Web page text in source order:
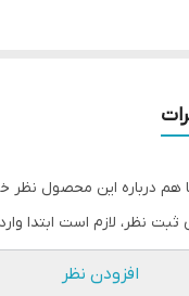
هم درباره این محصول نظر
ثبت نظر، لازم است ابتدا
افزودن نظر